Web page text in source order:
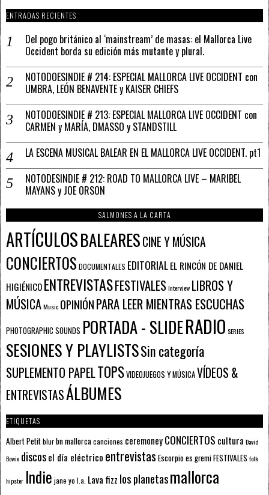
ENTRADAS RECIENTES
Del pogo británico al ‘mainstream’ de masas: el Mallorca Live
Occident borda su edición más mutante y plural.
NOTODOESINDIE # 214: ESPECIAL MALLORCA LIVE OCCIDENT con
UMBRA, LEÓN BENAVENTE y KAISER CHIEFS
NOTODOESINDIE # 213: ESPECIAL MALLORCA LIVE OCCIDENT con
CARMEN y MARÍA, DMASSO y STANDSTILL
LA ESCENA MUSICAL BALEAR EN EL MALLORCA LIVE OCCIDENT. pt1
NOTODESINDIE # 212: ROAD TO MALLORCA LIVE – MARIBEL
MAYANS y JOE ORSON
SALMONES A LA CARTA
ARTÍCULOSBALEARESCINE Y MÚSICA
CONCIERTOS DOCUMENTALES EDITORIALEL RINCÓN DE DANIEL
HIGIÉNICOENTREVISTASFESTIVALESInterview LIBROS Y
MÚSICAMusic OPINIÓNPARA LEER MIENTRAS ESCUCHAS
PHOTOGRAPHIC SOUNDS PORTADA - SLIDERADIO SERIES
SESIONES Y PLAYLISTSSin categoría
SUPLEMENTO PAPELTOPSVIDEOJUEGOS Y MÚSICAVÍDEOS &
ENTREVISTASÁLBUMES
ETIQUETAS
Albert Petitblurbn mallorcacanciones ceremoneyCONCIERTOS cultura David
Bowie discosel día eléctrico entrevistas Escorpioes gremiFESTIVALES folk
hipster Indie jane yo l.a. Lava fizz los planetasmallorca